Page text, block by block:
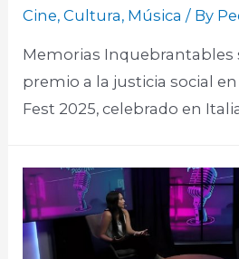
Cine,Cultura, Música / By
Memorias Inquebrantables
premio a la justicia social
Fest 2025, celebrado en